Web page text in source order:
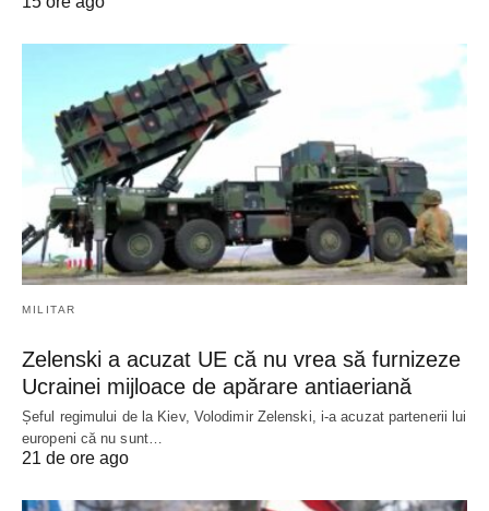
MILITAR
Zelenski a acuzat UE că nu vrea să furnizeze
Ucrainei mijloace de apărare antiaeriană
Șeful regimului de la Kiev, Volodimir Zelenski, i-a acuzat partenerii lui
europeni că nu sunt…
21 de ore ago